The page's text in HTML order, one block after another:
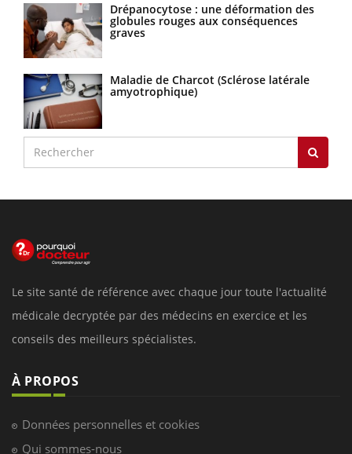
Drépanocytose : une déformation des
globules rouges aux conséquences
graves
Maladie de Charcot (Sclérose latérale
amyotrophique)
Le site santé de référence avec chaque jour toute l'actualité
médicale decryptée par des médecins en exercice et les
conseils des meilleurs spécialistes.
À PROPOS
Données personnelles et cookies
Qui sommes-nous